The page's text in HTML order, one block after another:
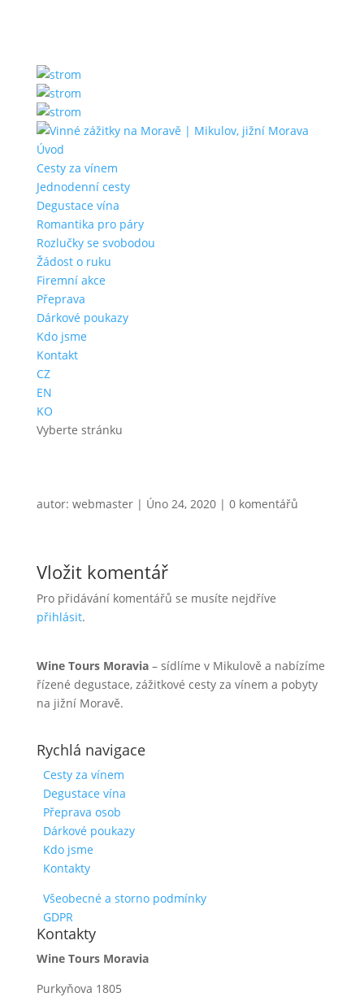
Úvod
Cesty za vínem
Jednodenní cesty
Degustace vína
Romantika pro páry
Rozlučky se svobodou
Žádost o ruku
Firemní akce
Přeprava
Dárkové poukazy
Kdo jsme
Kontakt
CZ
EN
KO
Vyberte stránku
autor: webmaster| Úno 24, 2020| 0 komentářů
Vložit komentář
Pro přidávání komentářů se musíte nejdříve
přihlásit.
Wine Tours Moravia– sídlíme v Mikulově a nabízíme
řízené degustace, zážitkové cesty za vínem a pobyty
na jižní Moravě.
Rychlá navigace
Cesty za vínem
Degustace vína
Přeprava osob
Dárkové poukazy
Kdo jsme
Kontakty
Všeobecné a storno podmínky
GDPR
Kontakty
Wine Tours Moravia
Purkyňova 1805